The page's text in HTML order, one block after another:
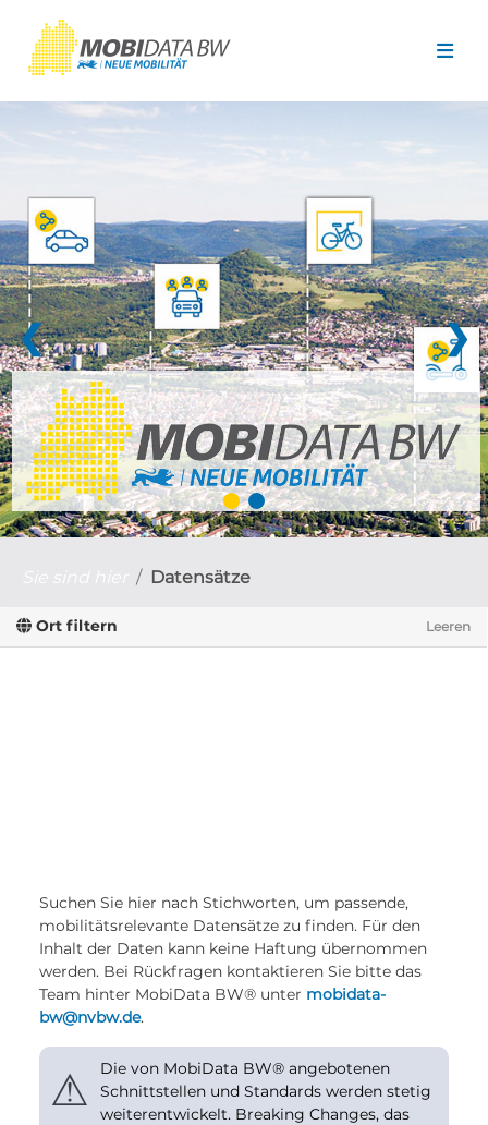
❮ ❯
Datensätze
Ort filtern Leeren
Suchen Sie hier nach Stichworten, um passende,
mobilitätsrelevante Datensätze zu finden. Für den
Inhalt der Daten kann keine Haftung übernommen
werden. Bei Rückfragen kontaktieren Sie bitte das
Team hinter MobiData BW® unter mobidata-
bw@nvbw.de.
⚠
Die von MobiData BW® angebotenen
Schnittstellen und Standards werden stetig
weiterentwickelt. Breaking Changes, das